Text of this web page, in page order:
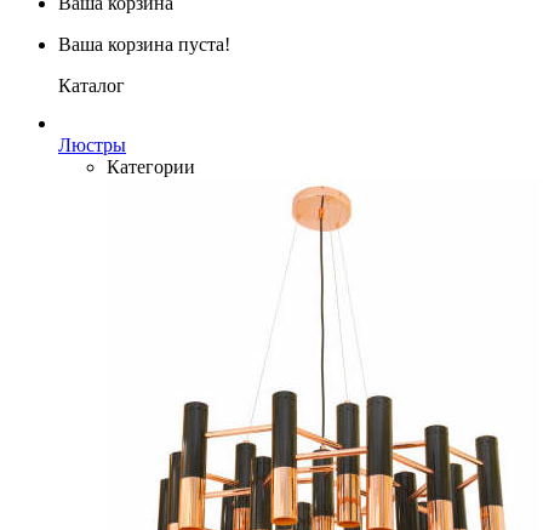
Ваша корзина пуста!
Каталог
Люстры
Категории